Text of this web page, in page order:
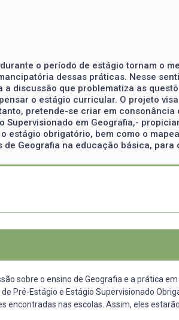
o período de estágio tornam o
dessas práticas. Nesse
discussão que problematiza as
o estágio curricular. O projeto
pretende-se criar em consonância
Supervisionado em Geografia,-
estágio obrigatório, bem como o
Geografia na educação básica,
sobre o ensino de Geografia e a prática
Pré-Estágio e Estágio Supervisionado
encontradas nas escolas. Assim, eles